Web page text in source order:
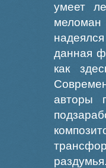
умеет
данная
как
авторы